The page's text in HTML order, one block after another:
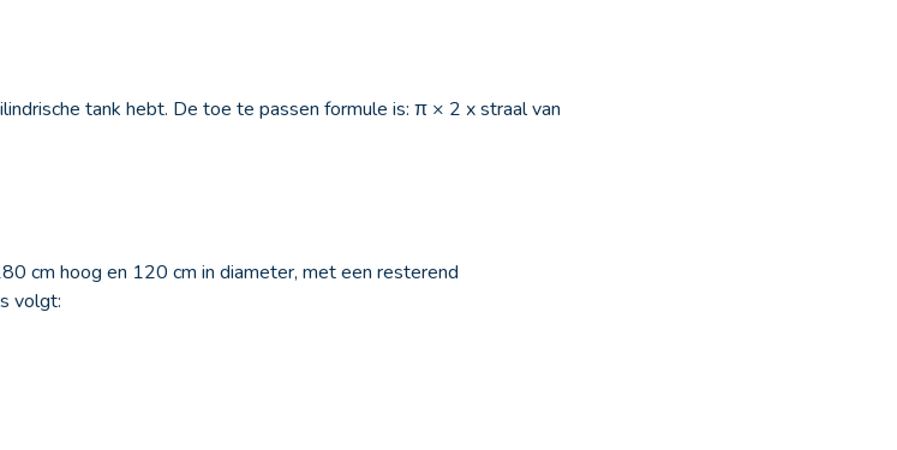
tank hebt. De toe te passen formule is: π × 2 x straal van
cm hoog en 120 cm in diameter, met een resterend
volgt: